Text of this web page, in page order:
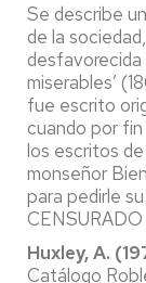
Se describe
de la
desfavorecida
miserables’
fue escrito
cuando por fin
los escritos
monseñor
para pedirle
CENSURADO
Huxley, A.
Catálogo